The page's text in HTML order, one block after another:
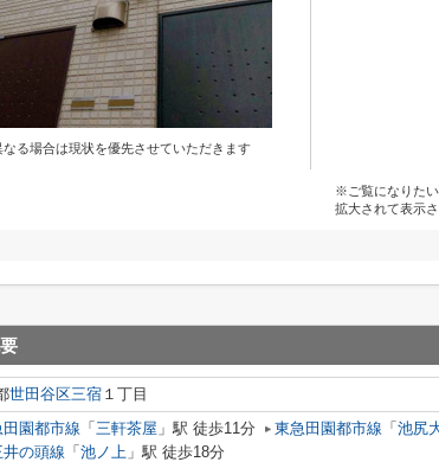
る場合は現状を優先させていただきます
※ご覧になりた
拡大されて表示さ
世田谷区三宿 １丁目
田園都市線 「 三軒茶屋 」駅 徒歩11分 東急田園都市線 「 池尻
井の頭線 「 池ノ上 」駅 徒歩18分